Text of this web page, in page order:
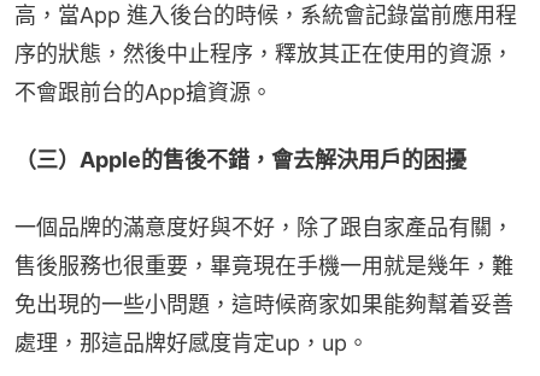
高，當App 進入後台的時候，系統會記錄當前應用程
序的狀態，然後中止程序，釋放其正在使用的資源，
不會跟前台的App搶資源。
（三）Apple的售後不錯，會去解決用戶的困擾
一個品牌的滿意度好與不好，除了跟自家產品有關，
售後服務也很重要，畢竟現在手機一用就是幾年，難
免出現的一些小問題，這時候商家如果能夠幫着妥善
處理，那這品牌好感度肯定up，up。